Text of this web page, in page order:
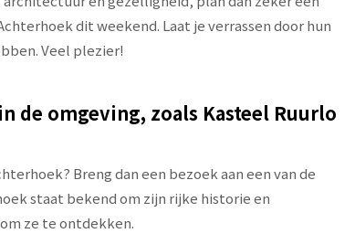
dit weekend. Laat je verrassen door hun
Veel plezier!
de omgeving, zoals Kasteel Ruurlo
Breng dan een bezoek aan een van de
staat bekend om zijn rijke historie en
ze te ontdekken.